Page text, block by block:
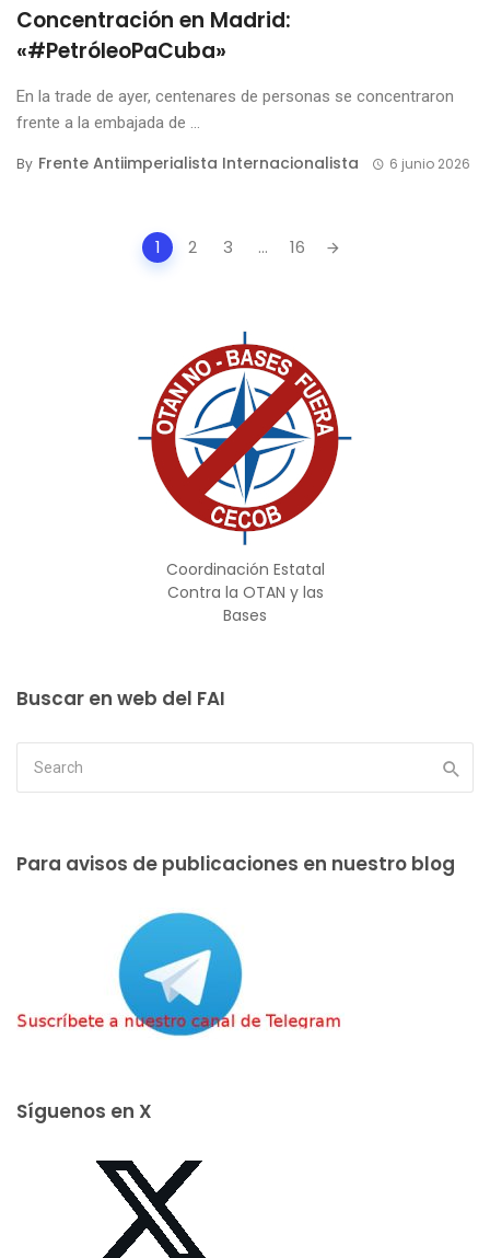
Concentración en Madrid:
«#PetróleoPaCuba»
En la trade de ayer, centenares de personas se concentraron
frente a la embajada de ...
By Frente Antiimperialista Internacionalista 6 junio 2026
1 2 3 ... 16
Coordinación Estatal
Contra la OTAN y las
Bases
Buscar en web del FAI
Para avisos de publicaciones en nuestro blog
Síguenos en X